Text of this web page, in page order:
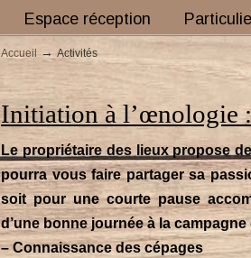
Espace réception
Accueil → Activités
Initiation à l’œnologie :
Le propriétaire des lieux propose
pourra vous faire partager sa
soit pour une courte pause
d’une bonne journée à la
– Connaissance des cépages